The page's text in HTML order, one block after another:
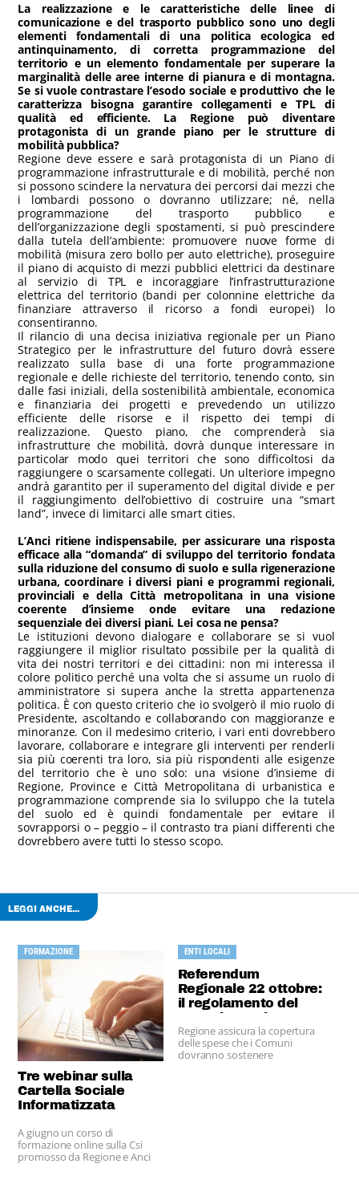
La realizzazione e le caratteristiche delle linee di
comunicazione e del trasporto pubblico sono uno degli
elementi fondamentali di una politica ecologica ed
antinquinamento, di corretta programmazione del
territorio e un elemento fondamentale per superare la
marginalità delle aree interne di pianura e di montagna.
Se si vuole contrastare l’esodo sociale e produttivo che le
caratterizza bisogna garantire collegamenti e TPL di
qualità ed efficiente. La Regione può diventare
protagonista di un grande piano per le strutture di
mobilità pubblica?
Regione deve essere e sarà protagonista di un Piano di
programmazione infrastrutturale e di mobilità, perché non
si possono scindere la nervatura dei percorsi dai mezzi che
i lombardi possono o dovranno utilizzare; né, nella
programmazione del trasporto pubblico e
dell’organizzazione degli spostamenti, si può prescindere
dalla tutela dell’ambiente: promuovere nuove forme di
mobilità (misura zero bollo per auto elettriche), proseguire
il piano di acquisto di mezzi pubblici elettrici da destinare
al servizio di TPL e incoraggiare l’infrastrutturazione
elettrica del territorio (bandi per colonnine elettriche da
finanziare attraverso il ricorso a fondi europei) lo
consentiranno.
Il rilancio di una decisa iniziativa regionale per un Piano
Strategico per le infrastrutture del futuro dovrà essere
realizzato sulla base di una forte programmazione
regionale e delle richieste del territorio, tenendo conto, sin
dalle fasi iniziali, della sostenibilità ambientale, economica
e finanziaria dei progetti e prevedendo un utilizzo
efficiente delle risorse e il rispetto dei tempi di
realizzazione. Questo piano, che comprenderà sia
infrastrutture che mobilità, dovrà dunque interessare in
particolar modo quei territori che sono difficoltosi da
raggiungere o scarsamente collegati. Un ulteriore impegno
andrà garantito per il superamento del digital divide e per
il raggiungimento dell’obiettivo di costruire una “smart
land”, invece di limitarci alle smart cities.
L’Anci ritiene indispensabile, per assicurare una risposta
efficace alla “domanda” di sviluppo del territorio fondata
sulla riduzione del consumo di suolo e sulla rigenerazione
urbana, coordinare i diversi piani e programmi regionali,
provinciali e della Città metropolitana in una visione
coerente d’insieme onde evitare una redazione
sequenziale dei diversi piani. Lei cosa ne pensa?
Le istituzioni devono dialogare e collaborare se si vuol
raggiungere il miglior risultato possibile per la qualità di
vita dei nostri territori e dei cittadini: non mi interessa il
colore politico perché una volta che si assume un ruolo di
amministratore si supera anche la stretta appartenenza
politica. È con questo criterio che io svolgerò il mio ruolo di
Presidente, ascoltando e collaborando con maggioranze e
minoranze. Con il medesimo criterio, i vari enti dovrebbero
lavorare, collaborare e integrare gli interventi per renderli
sia più coerenti tra loro, sia più rispondenti alle esigenze
del territorio che è uno solo: una visione d’insieme di
Regione, Province e Città Metropolitana di urbanistica e
programmazione comprende sia lo sviluppo che la tutela
del suolo ed è quindi fondamentale per evitare il
sovrapporsi o – peggio – il contrasto tra piani differenti che
dovrebbero avere tutti lo stesso scopo.
LEGGI ANCHE...
FORMAZIONE
Tre webinar sulla
Cartella Sociale
Informatizzata
A giugno un corso di
formazione online sulla Csi
promosso da Regione e Anci
ENTI LOCALI
Referendum
Regionale 22 ottobre:
il regolamento del
voto elettronico
Regione assicura la copertura
delle spese che i Comuni
dovranno sostenere